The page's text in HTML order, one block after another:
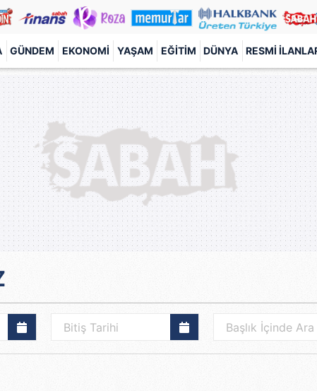
GÜNDEM EKONOMI YAŞAM EĞITIM DÜNYA RESMI